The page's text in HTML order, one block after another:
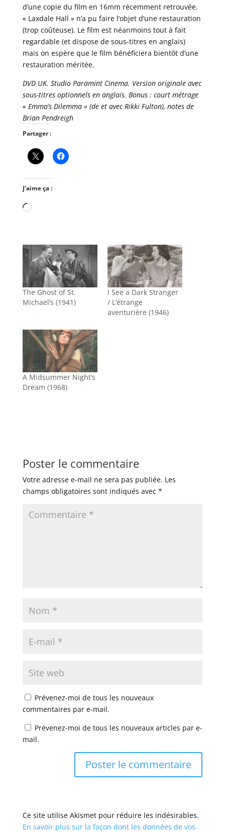
d’une copie du film en 16mm récemment retrouvée.
« Laxdale Hall » n’a pu faire l’objet d’une restauration
(trop coûteuse). Le film est néanmoins tout à fait
regardable (et dispose de sous-titres en anglais)
mais on espère que le film bénéficiera bientôt d’une
restauration méritée.
DVD UK. Studio Paramint Cinema. Version originale avec
sous-titres optionnels en anglais. Bonus : court métrage
« Emma’s Dilemma » (de et avec Rikki Fulton), notes de
Brian Pendreigh
Partager :
J’aime ça :
Chargement…
The Ghost of St.
Michael’s (1941)
I See a Dark Stranger
/ L’étrange
aventurière (1946)
A Midsummer Night’s
Dream (1968)
Poster le commentaire
Votre adresse e-mail ne sera pas publiée. Les
champs obligatoires sont indiqués avec *
Prévenez-moi de tous les nouveaux
commentaires par e-mail.
Prévenez-moi de tous les nouveaux articles par e-
mail.
Ce site utilise Akismet pour réduire les indésirables.
En savoir plus sur la façon dont les données de vos